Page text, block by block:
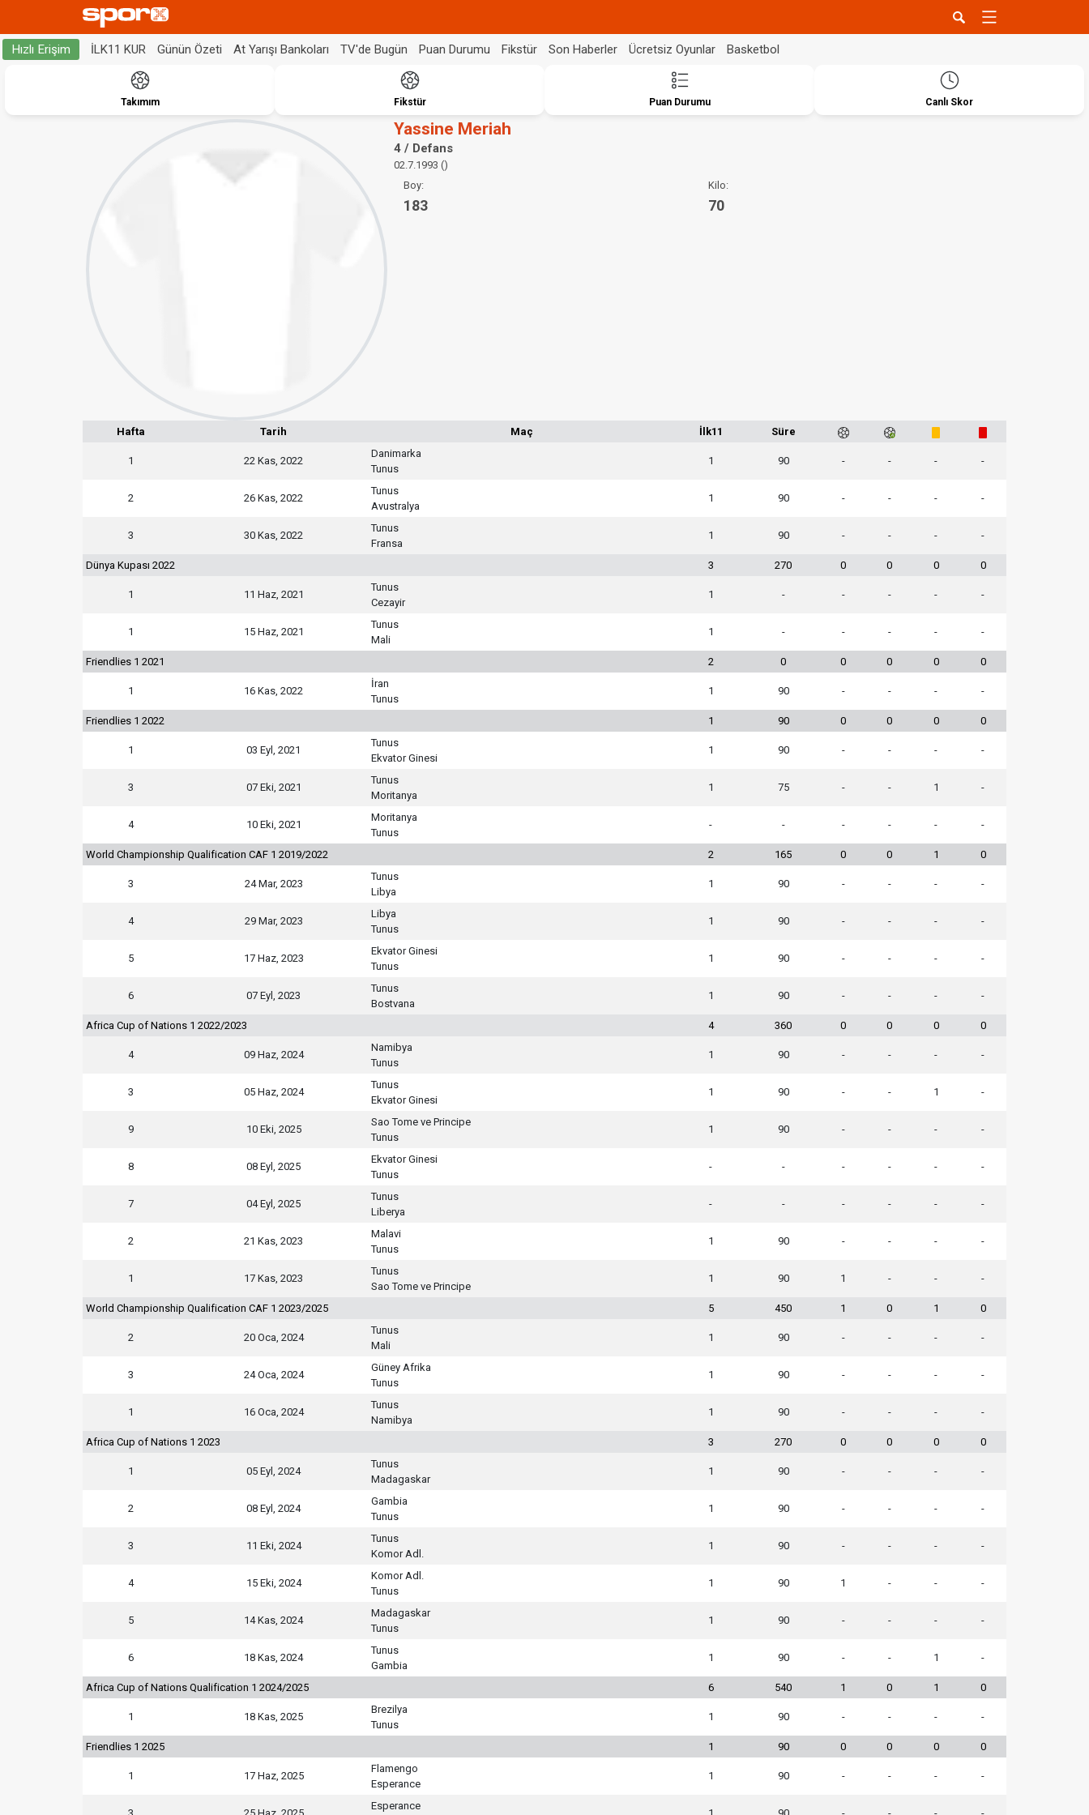
Hızlı Erişim İLK11 KUR Günün Özeti At Yarışı Bankoları TV'de Bugün Puan Durumu Fikstür Son Haberler Ücretsiz Oyunlar Basketbol
Takımım Fikstür Puan Durumu Canlı Skor
Yassine Meriah
4 / Defans
02.7.1993 ()
Boy:
183
Kilo:
70
Hafta Tarih Maç İlk11 Süre
1 22 Kas, 2022
Danimarka
Tunus
1 90 - - - -
2 26 Kas, 2022
Tunus
Avustralya
1 90 - - - -
3 30 Kas, 2022
Tunus
Fransa
1 90 - - - -
Dünya Kupası 2022 3 270 0 0 0 0
1 11 Haz, 2021
Tunus
Cezayir
1 - - - - -
1 15 Haz, 2021
Tunus
Mali
1 - - - - -
Friendlies 1 2021 2 0 0 0 0 0
1 16 Kas, 2022
İran
Tunus
1 90 - - - -
Friendlies 1 2022 1 90 0 0 0 0
1 03 Eyl, 2021
Tunus
Ekvator Ginesi
1 90 - - - -
3 07 Eki, 2021
Tunus
Moritanya
1 75 - - 1 -
4 10 Eki, 2021
Moritanya
Tunus
- - - - - -
World Championship Qualification CAF 1 2019/2022 2 165 0 0 1 0
3 24 Mar, 2023
Tunus
Libya
1 90 - - - -
4 29 Mar, 2023
Libya
Tunus
1 90 - - - -
5 17 Haz, 2023
Ekvator Ginesi
Tunus
1 90 - - - -
6 07 Eyl, 2023
Tunus
Bostvana
1 90 - - - -
Africa Cup of Nations 1 2022/2023 4 360 0 0 0 0
4 09 Haz, 2024
Namibya
Tunus
1 90 - - - -
3 05 Haz, 2024
Tunus
Ekvator Ginesi
1 90 - - 1 -
9 10 Eki, 2025
Sao Tome ve Principe
Tunus
1 90 - - - -
8 08 Eyl, 2025
Ekvator Ginesi
Tunus
- - - - - -
7 04 Eyl, 2025
Tunus
Liberya
- - - - - -
2 21 Kas, 2023
Malavi
Tunus
1 90 - - - -
1 17 Kas, 2023
Tunus
Sao Tome ve Principe
1 90 1 - - -
World Championship Qualification CAF 1 2023/2025 5 450 1 0 1 0
2 20 Oca, 2024
Tunus
Mali
1 90 - - - -
3 24 Oca, 2024
Güney Afrika
Tunus
1 90 - - - -
1 16 Oca, 2024
Tunus
Namibya
1 90 - - - -
Africa Cup of Nations 1 2023 3 270 0 0 0 0
1 05 Eyl, 2024
Tunus
Madagaskar
1 90 - - - -
2 08 Eyl, 2024
Gambia
Tunus
1 90 - - - -
3 11 Eki, 2024
Tunus
Komor Adl.
1 90 - - - -
4 15 Eki, 2024
Komor Adl.
Tunus
1 90 1 - - -
5 14 Kas, 2024
Madagaskar
Tunus
1 90 - - - -
6 18 Kas, 2024
Tunus
Gambia
1 90 - - 1 -
Africa Cup of Nations Qualification 1 2024/2025 6 540 1 0 1 0
1 18 Kas, 2025
Brezilya
Tunus
1 90 - - - -
Friendlies 1 2025 1 90 0 0 0 0
1 17 Haz, 2025
Flamengo
Esperance
1 90 - - - -
Esperance